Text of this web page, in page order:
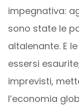
impegnativa:
sono state le
altalenante. E
essersi
imprevisti,
l’economia